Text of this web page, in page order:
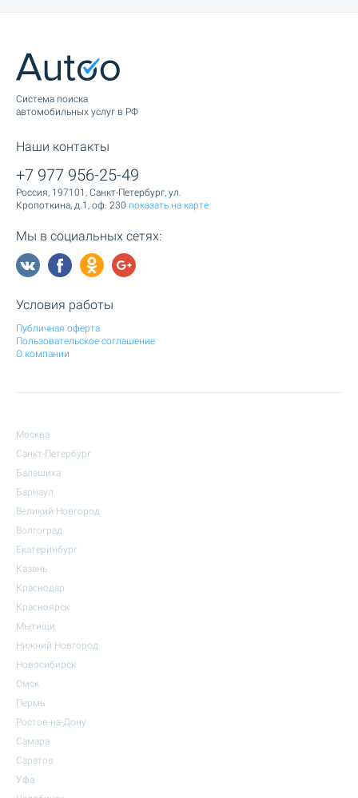
Cистема поиска
автомобильных услуг в РФ
Наши контакты
+7 977 956-25-49
Россия, 197101, Санкт-Петербург, ул.
Кропоткина, д.1, оф. 230 показать на карте
Мы в социальных сетях:
Условия работы
Публичная оферта
Пользовательское соглашение
О компании
Москва
Санкт-Петербург
Балашиха
Барнаул
Великий Новгород
Волгоград
Екатеринбург
Казань
Краснодар
Красноярск
Мытищи
Нижний Новгород
Новосибирск
Омск
Пермь
Ростов-на-Дону
Самара
Саратов
Уфа